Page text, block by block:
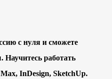
с нуля и сможете
Научитесь работать
InDesign, SketchUp.